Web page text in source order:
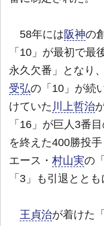
58年には阪神の
「10」が最初で最
永久欠番」となり、
受弘の「10」が続
けていた 川上哲治
「16」が巨人3番
を終えた400勝投手
エース・ 村山実の
「3」も引退とと
王貞治が着けた